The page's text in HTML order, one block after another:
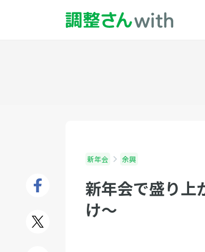
新年会 余興
新年会で盛り
け〜